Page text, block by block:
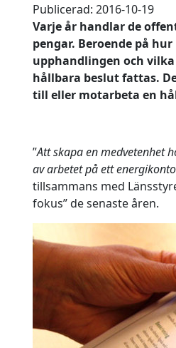
Publicerad: 2016-10-19
Varje år handlar de
pengar. Beroende på
upphandlingen och
hållbara beslut fattas.
till eller motarbeta en
”Att skapa en medvetenhet
av arbetet på ett
tillsammans med
fokus” de senaste åren.